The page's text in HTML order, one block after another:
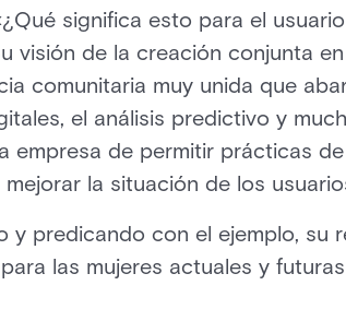
significa esto para el
visión de la creación conjunta
comunitaria muy unida que
el análisis predictivo y
de permitir prácticas
la situación de los
y predicando con el ejemplo, su
las mujeres actuales y